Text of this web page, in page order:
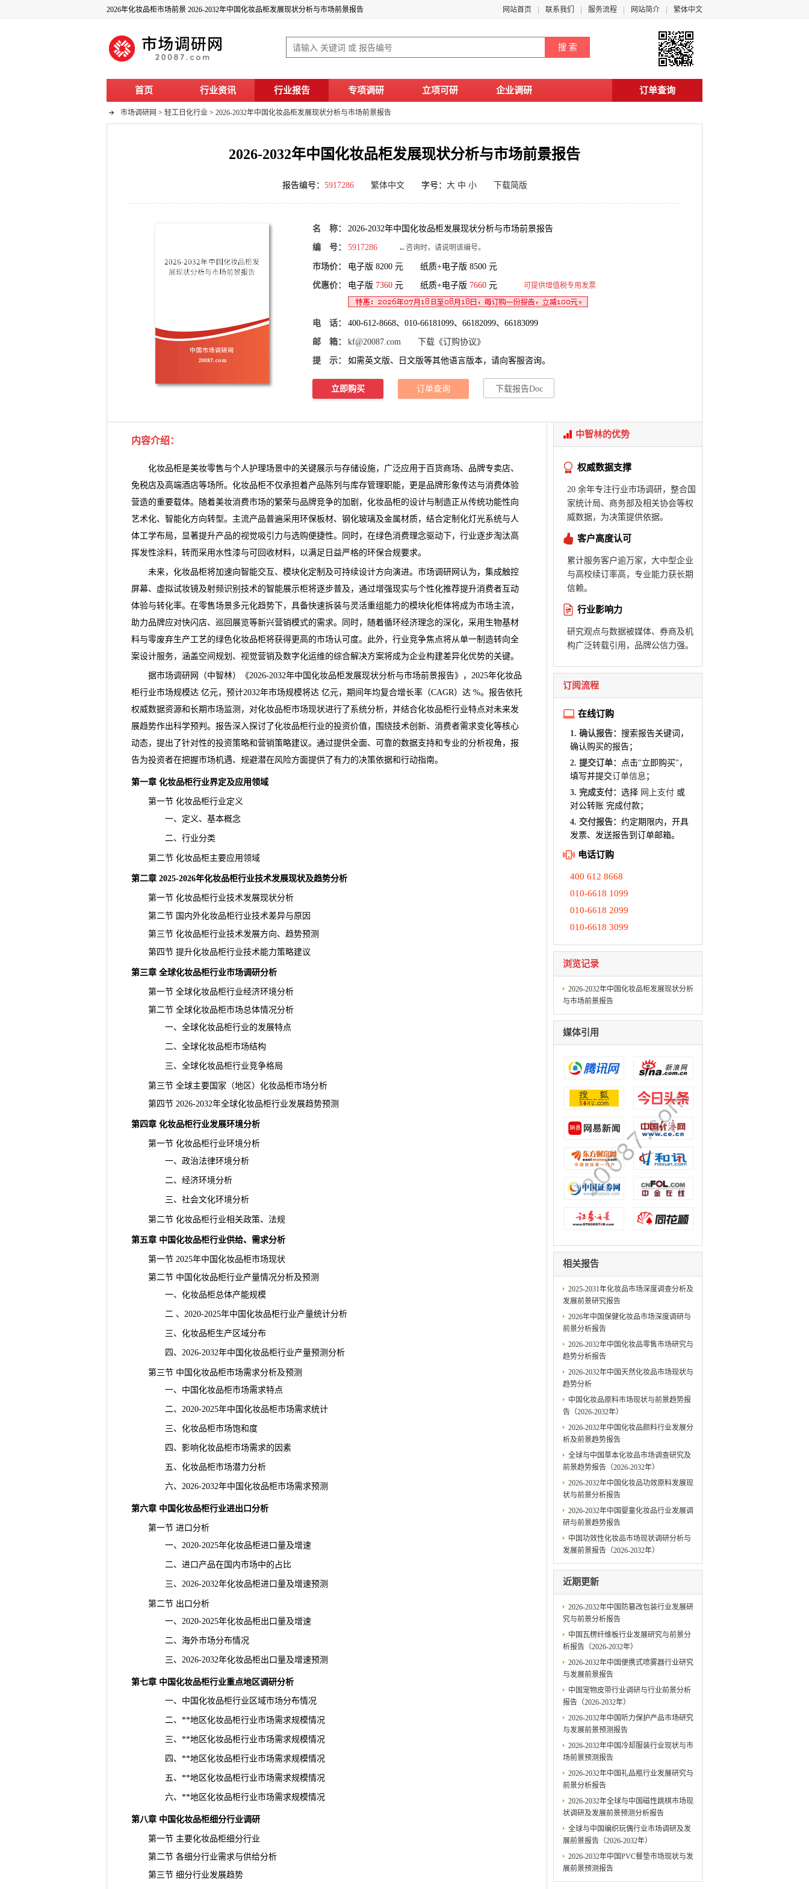
2026年化妆品柜市场前景 2026-2032年中国化妆品柜发展现状分析与市场前景报告 网站首页 联系我们 服务流程 网站简介 繁体中文
首页 行业资讯 行业报告 专项调研 立项可研 企业调研 订单查询
市场调研网 > 轻工日化行业 > 2026-2032年中国化妆品柜发展现状分析与市场前景报告
2026-2032年中国化妆品柜发展现状分析与市场前景报告
报告编号： 5917286 繁体中文字号： 大 中 小 下载简版
名 称： 2026-2032年中国化妆品柜发展现状分析与市场前景报告
编 号： 5917286 ←咨询时，请说明该编号。
市场价： 电子版 8200 元 纸质+电子版 8500 元
优惠价： 电子版 7360 元 纸质+电子版 7660 元 可提供增值税专用发票
电 话： 400-612-8668、010-66181099、66182099、66183099
邮 箱： kf@20087.com 下载《订购协议》
提 示： 如需英文版、日文版等其他语言版本，请向客服咨询。
立即购买 订单查询 下载报告Doc
内容介绍：
化妆品柜是美妆零售与个人护理场景中的关键展示与存储设施，广泛应用于百货商场、品牌专卖店、
免税店及高端酒店等场所。化妆品柜不仅承担着产品陈列与库存管理职能，更是品牌形象传达与消费体验
营造的重要载体。随着美妆消费市场的繁荣与品牌竞争的加剧， 化妆品柜的设计与制造正从传统功能性向
艺术化、智能化方向转型。主流产品普遍采用环保板材、钢化玻璃及金属材质，结合定制化灯光系统与人
体工学布局，显著提升产品的视觉吸引力与选购便捷性。同时，在绿色消费理念驱动下，行业逐步淘汰高
挥发性涂料，转而采用水性漆与可回收材料，以满足日益严格的环保合规要求。
未来，化妆品柜将加速向智能交互、模块化定制及可持续设计方向演进。 市场调研网 认为，集成触控
屏幕、虚拟试妆镜及射频识别技术的智能展示柜将逐步普及，通过增强现实与个性化推荐提升消费者互动
体验与转化率。在零售场景多元化趋势下，具备快速拆装与灵活重组能力的模块化柜体将成为市场主流，
助力品牌应对快闪店、巡回展览等新兴营销模式的需求。同时，随着循环经济理念的深化，采用生物基材
料与零废弃生产工艺的绿色化妆品柜将获得更高的市场认可度。此外，行业竞争焦点将从单一制造转向全
案设计服务，涵盖空间规划、视觉营销及数字化运维的综合解决方案将成为企业构建差异化优势的关键。
据市场调研网（中智林）《2026-2032年中国化妆品柜发展现状分析与市场前景报告》，2025年化妆品
柜行业市场规模达 亿元，预计2032年市场规模将达 亿元，期间年均复合增长率（CAGR）达 %。报告依托
权威数据资源和长期市场监测，对化妆品柜市场现状进行了系统分析，并结合化妆品柜行业特点对未来发
展趋势作出科学预判。报告深入探讨了化妆品柜行业的投资价值，围绕技术创新、消费者需求变化等核心
动态，提出了针对性的投资策略和营销策略建议。通过提供全面、可靠的数据支持和专业的分析视角，报
告为投资者在把握市场机遇、规避潜在风险方面提供了有力的决策依据和行动指南。
第一章 化妆品柜行业界定及应用领域
第一节 化妆品柜行业定义
一、定义、基本概念
二、行业分类
第二节 化妆品柜主要应用领域
第二章 2025-2026年化妆品柜行业技术发展现状及趋势分析
第一节 化妆品柜行业技术发展现状分析
第二节 国内外化妆品柜行业技术差异与原因
第三节 化妆品柜行业技术发展方向、趋势预测
第四节 提升化妆品柜行业技术能力策略建议
第三章 全球化妆品柜行业市场调研分析
第一节 全球化妆品柜行业经济环境分析
第二节 全球化妆品柜市场总体情况分析
一、全球化妆品柜行业的发展特点
二、全球化妆品柜市场结构
三、全球化妆品柜行业竞争格局
第三节 全球主要国家（地区）化妆品柜市场分析
第四节 2026-2032年全球化妆品柜行业发展趋势预测
第四章 化妆品柜行业发展环境分析
第一节 化妆品柜行业环境分析
一、政治法律环境分析
二、经济环境分析
三、社会文化环境分析
第二节 化妆品柜行业相关政策、法规
第五章 中国化妆品柜行业供给、需求分析
第一节 2025年中国化妆品柜市场现状
第二节 中国化妆品柜行业产量情况分析及预测
一、化妆品柜总体产能规模
二 、2020-2025年中国化妆品柜行业产量统计分析
三、化妆品柜生产区域分布
四、2026-2032年中国化妆品柜行业产量预测分析
第三节 中国化妆品柜市场需求分析及预测
一、中国化妆品柜市场需求特点
二、2020-2025年中国化妆品柜市场需求统计
三、化妆品柜市场饱和度
四、影响化妆品柜市场需求的因素
五、化妆品柜市场潜力分析
六、2026-2032年中国化妆品柜市场需求预测
第六章 中国化妆品柜行业进出口分析
第一节 进口分析
一、2020-2025年化妆品柜进口量及增速
二、进口产品在国内市场中的占比
三、2026-2032年化妆品柜进口量及增速预测
第二节 出口分析
一、2020-2025年化妆品柜出口量及增速
二、海外市场分布情况
三、2026-2032年化妆品柜出口量及增速预测
第七章 中国化妆品柜行业重点地区调研分析
一、中国化妆品柜行业区域市场分布情况
二、**地区化妆品柜行业市场需求规模情况
三、**地区化妆品柜行业市场需求规模情况
四、**地区化妆品柜行业市场需求规模情况
五、**地区化妆品柜行业市场需求规模情况
六、**地区化妆品柜行业市场需求规模情况
第八章 中国化妆品柜细分行业调研
第一节 主要化妆品柜细分行业
第二节 各细分行业需求与供给分析
第三节 细分行业发展趋势
中智林的优势
权威数据支撑
20 余年专注行业市场调研，整合国
家统计局、商务部及相关协会等权
威数据，为决策提供依据。
客户高度认可
累计服务客户逾万家，大中型企业
与高校续订率高，专业能力获长期
信赖。
行业影响力
研究观点与数据被媒体、券商及机
构广泛转载引用，品牌公信力强。
订阅流程
在线订购
1. 确认报告： 搜索报告关键词，
确认购买的报告；
2. 提交订单： 点击"立即购买"，
填写并提交订单信息 ；
3. 完成支付： 选择 网上支付 或
对公转账 完成付款；
4. 交付报告： 约定期限内，开具
发票、发送报告到订单邮箱。
电话订购
400 612 8668
010-6618 1099
010-6618 2099
010-6618 3099
浏览记录
2026-2032年中国化妆品柜发展现状分析
与市场前景报告
媒体引用
相关报告
2025-2031年化妆品市场深度调查分析及
发展前景研究报告
2026年中国保健化妆品市场深度调研与
前景分析报告
2026-2032年中国化妆品零售市场研究与
趋势分析报告
2026-2032年中国天然化妆品市场现状与
趋势分析
中国化妆品原料市场现状与前景趋势报
告（2026-2032年）
2026-2032年中国化妆品颜料行业发展分
析及前景趋势报告
全球与中国草本化妆品市场调查研究及
前景趋势报告（2026-2032年）
2026-2032年中国化妆品功效原料发展现
状与前景分析报告
2026-2032年中国婴童化妆品行业发展调
研与前景趋势报告
中国功效性化妆品市场现状调研分析与
发展前景报告（2026-2032年）
近期更新
2026-2032年中国防篡改包装行业发展研
究与前景分析报告
中国瓦楞纤维板行业发展研究与前景分
析报告（2026-2032年）
2026-2032年中国便携式喷雾器行业研究
与发展前景报告
中国宠物皮带行业调研与行业前景分析
报告（2026-2032年）
2026-2032年中国听力保护产品市场研究
与发展前景预测报告
2026-2032年中国冷却服装行业现状与市
场前景预测报告
2026-2032年中国礼品瓶行业发展研究与
前景分析报告
2026-2032年全球与中国磁性跳棋市场现
状调研及发展前景预测分析报告
全球与中国编织玩偶行业市场调研及发
展前景报告（2026-2032年）
2026-2032年中国PVC餐垫市场现状与发
展前景预测报告